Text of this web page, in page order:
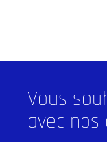
Vous
avec nos